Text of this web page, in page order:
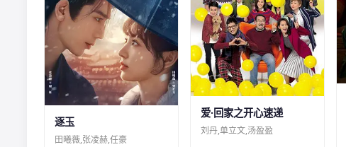
逐玉
田曦薇,张凌赫,任豪
爱·回家之开心速递
刘丹,单立文,汤盈盈